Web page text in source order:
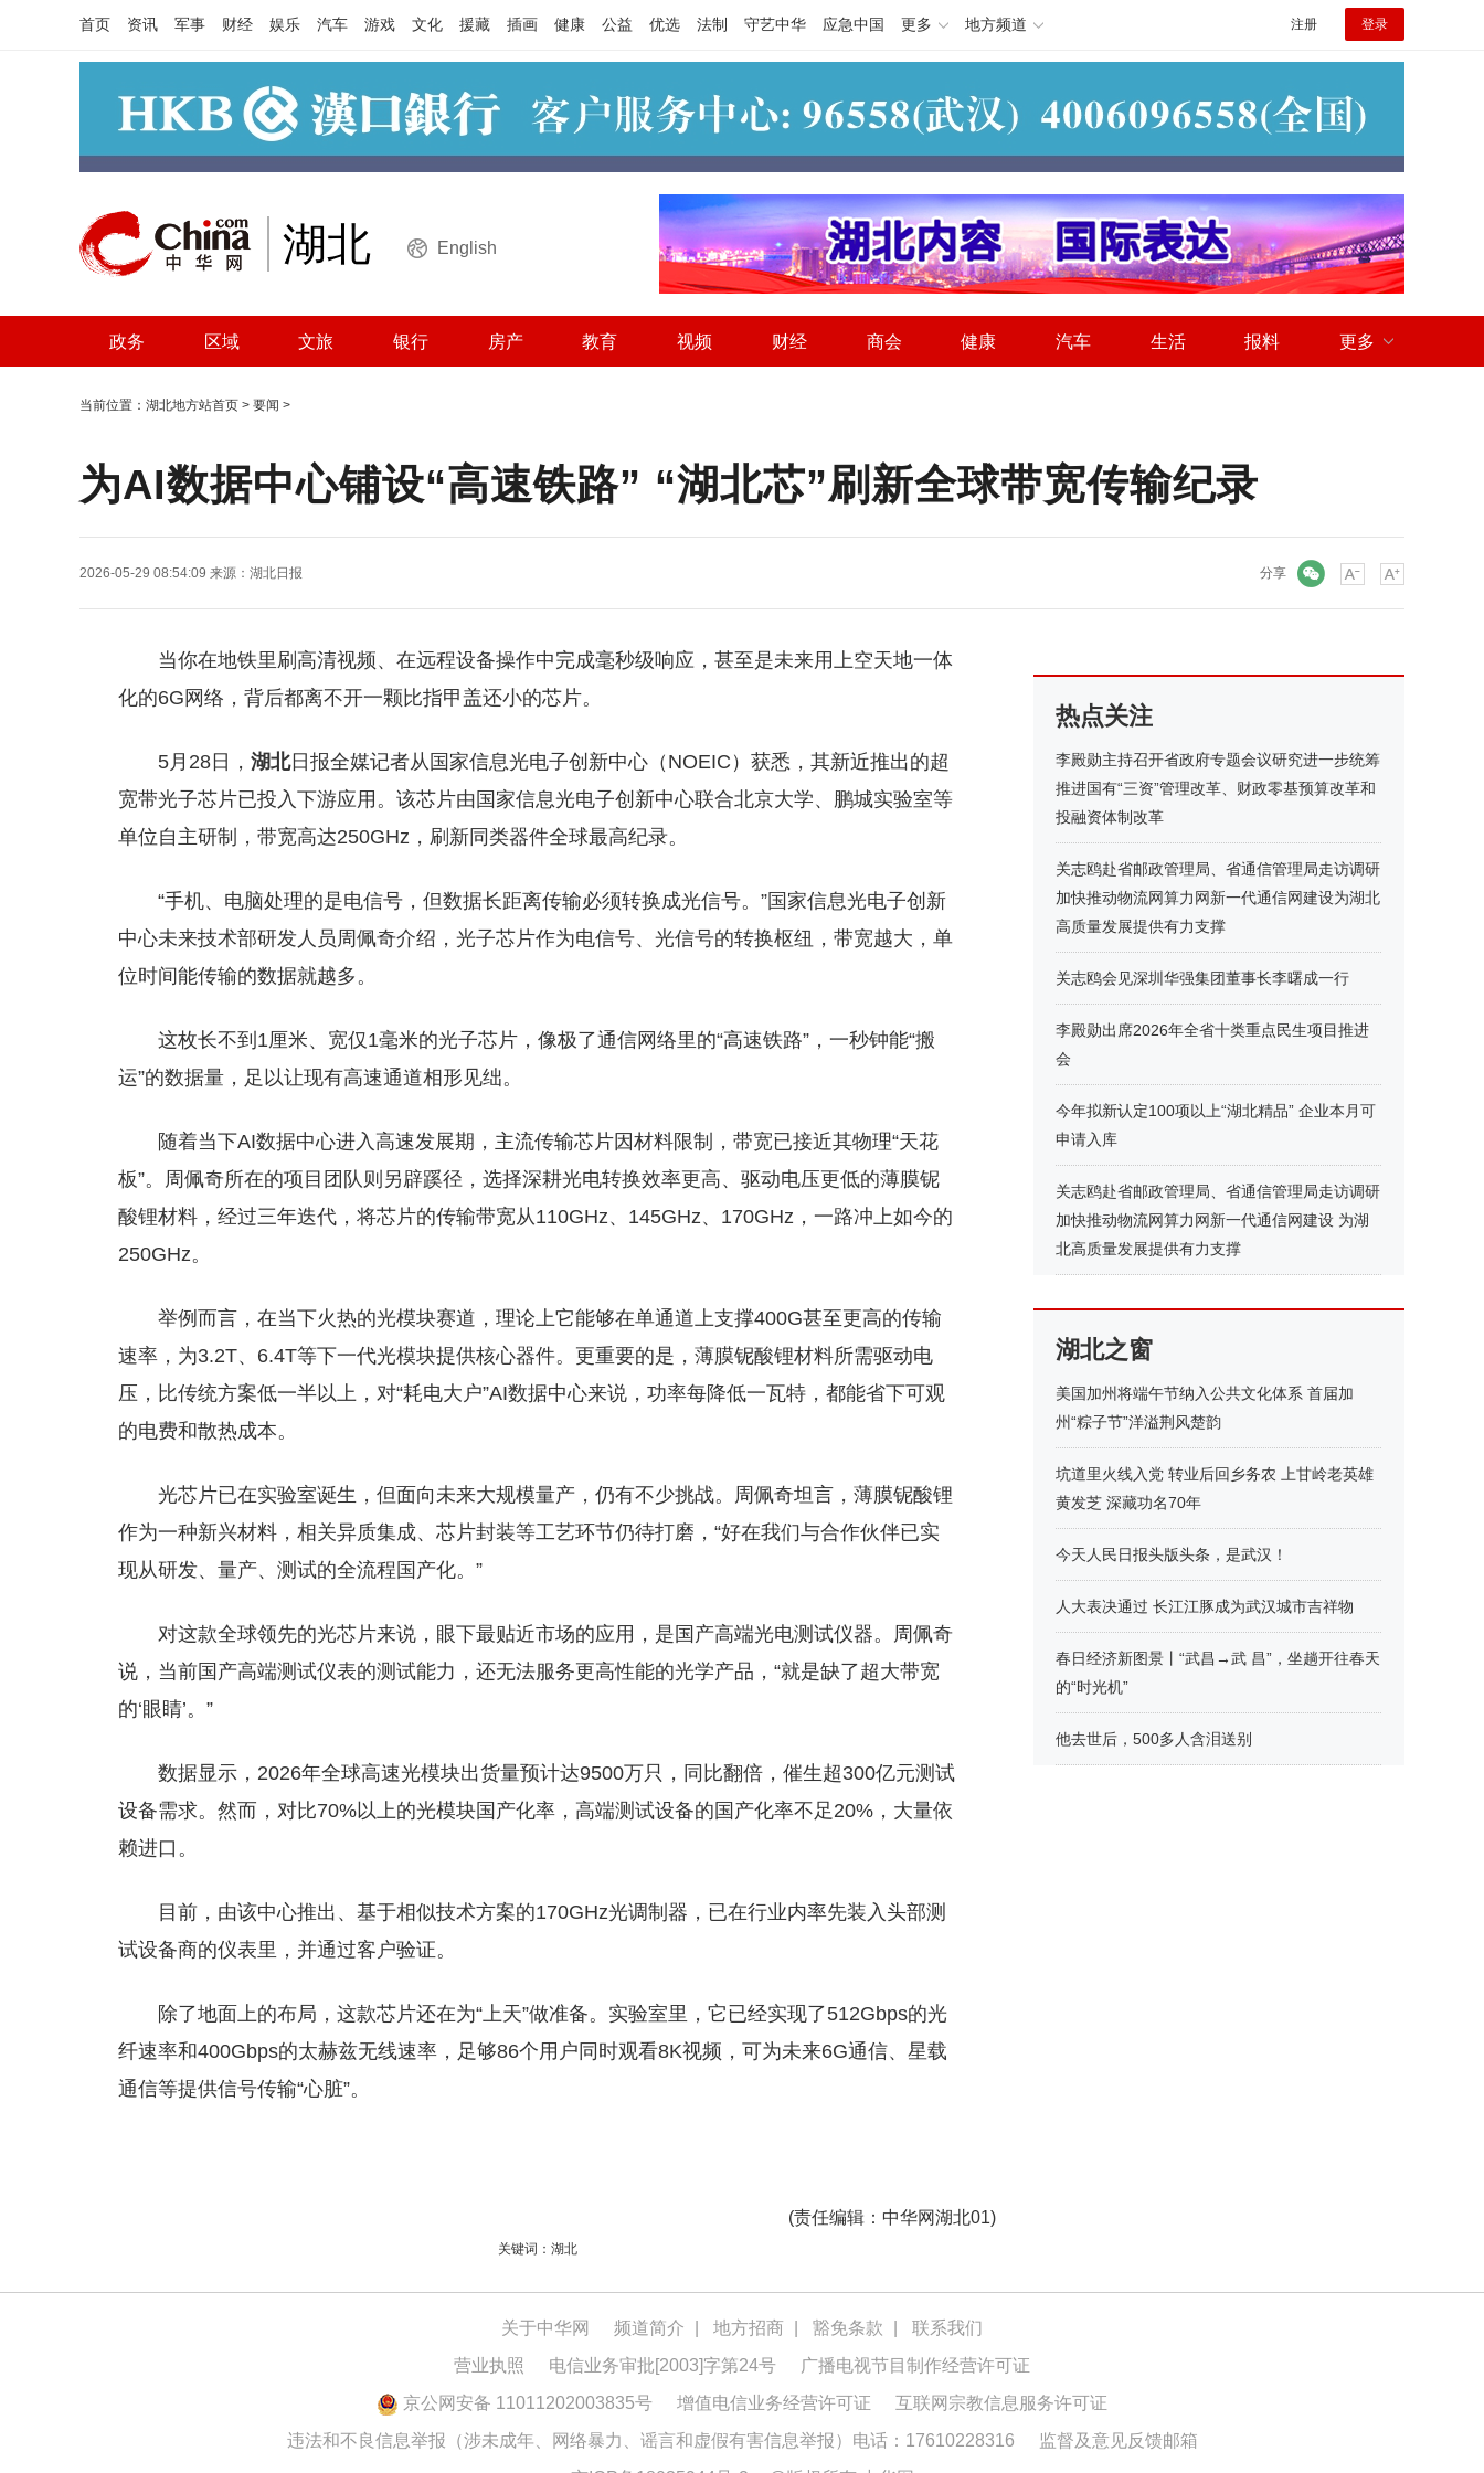
首页 资讯 军事 财经 娱乐 汽车 游戏 文化 援藏 插画 健康 公益 优选 法制 守艺中华 应急中国 更多 地方频道 注册 登录
湖北 English
政务 区域 文旅 银行 房产 教育 视频 财经 商会 健康 汽车 生活 报料 更多
当前位置： 湖北地方站首页 > 要闻 >
为AI数据中心铺设“高速铁路” “湖北芯”刷新全球带宽传输纪录
2026-05-29 08:54:09 来源： 湖北日报 分享
当你在地铁里刷高清视频、在远程设备操作中完成毫秒级响应，甚至是未来用上空天地一体
化的6G网络，背后都离不开一颗比指甲盖还小的芯片。
5月28日， 湖北日报全媒记者从国家信息光电子创新中心（NOEIC）获悉，其新近推出的超
宽带光子芯片已投入下游应用。该芯片由国家信息光电子创新中心联合北京大学、鹏城实验室等
单位自主研制，带宽高达250GHz，刷新同类器件全球最高纪录。
“手机、电脑处理的是电信号，但数据长距离传输必须转换成光信号。”国家信息光电子创新
中心未来技术部研发人员周佩奇介绍，光子芯片作为电信号、光信号的转换枢纽，带宽越大，单
位时间能传输的数据就越多。
这枚长不到1厘米、宽仅1毫米的光子芯片，像极了通信网络里的“高速铁路”，一秒钟能“搬
运”的数据量，足以让现有高速通道相形见绌。
随着当下AI数据中心进入高速发展期，主流传输芯片因材料限制，带宽已接近其物理“天花
板”。周佩奇所在的项目团队则另辟蹊径，选择深耕光电转换效率更高、驱动电压更低的薄膜铌
酸锂材料，经过三年迭代，将芯片的传输带宽从110GHz、145GHz、170GHz，一路冲上如今的
250GHz。
举例而言，在当下火热的光模块赛道，理论上它能够在单通道上支撑400G甚至更高的传输
速率，为3.2T、6.4T等下一代光模块提供核心器件。更重要的是，薄膜铌酸锂材料所需驱动电
压，比传统方案低一半以上，对“耗电大户”AI数据中心来说，功率每降低一瓦特，都能省下可观
的电费和散热成本。
光芯片已在实验室诞生，但面向未来大规模量产，仍有不少挑战。周佩奇坦言，薄膜铌酸锂
作为一种新兴材料，相关异质集成、芯片封装等工艺环节仍待打磨，“好在我们与合作伙伴已实
现从研发、量产、测试的全流程国产化。”
对这款全球领先的光芯片来说，眼下最贴近市场的应用，是国产高端光电测试仪器。周佩奇
说，当前国产高端测试仪表的测试能力，还无法服务更高性能的光学产品，“就是缺了超大带宽
的‘眼睛’。”
数据显示，2026年全球高速光模块出货量预计达9500万只，同比翻倍，催生超300亿元测试
设备需求。然而，对比70%以上的光模块国产化率，高端测试设备的国产化率不足20%，大量依
赖进口。
目前，由该中心推出、基于相似技术方案的170GHz光调制器，已在行业内率先装入头部测
试设备商的仪表里，并通过客户验证。
除了地面上的布局，这款芯片还在为“上天”做准备。实验室里，它已经实现了512Gbps的光
纤速率和400Gbps的太赫兹无线速率，足够86个用户同时观看8K视频，可为未来6G通信、星载
通信等提供信号传输“心脏”。
(责任编辑 ：中华网湖北01)
关键词：湖北
热点关注
李殿勋主持召开省政府专题会议研究进一步统筹
推进国有“三资”管理改革、财政零基预算改革和
投融资体制改革
关志鸥赴省邮政管理局、省通信管理局走访调研
加快推动物流网算力网新一代通信网建设为湖北
高质量发展提供有力支撑
关志鸥会见深圳华强集团董事长李曙成一行
李殿勋出席2026年全省十类重点民生项目推进
会
今年拟新认定100项以上“湖北精品” 企业本月可
申请入库
关志鸥赴省邮政管理局、省通信管理局走访调研
加快推动物流网算力网新一代通信网建设 为湖
北高质量发展提供有力支撑
湖北之窗
美国加州将端午节纳入公共文化体系 首届加
州“粽子节”洋溢荆风楚韵
坑道里火线入党 转业后回乡务农 上甘岭老英雄
黄发芝 深藏功名70年
今天人民日报头版头条，是武汉！
人大表决通过 长江江豚成为武汉城市吉祥物
春日经济新图景丨“武昌→武 昌”，坐趟开往春天
的“时光机”
他去世后，500多人含泪送别
关于中华网 频道简介 地方招商 豁免条款
联系我们
营业执照
电信业务审批[2003]字第24号
广播电视节目制作经营许可证
京公网安备 11011202003835号
增值电信业务经营许可证
互联网宗教信息服务许可证
违法和不良信息举报（涉未成年、网络暴力、谣言和虚假有害信息举报）电话：17610228316
监督及意见反馈邮箱